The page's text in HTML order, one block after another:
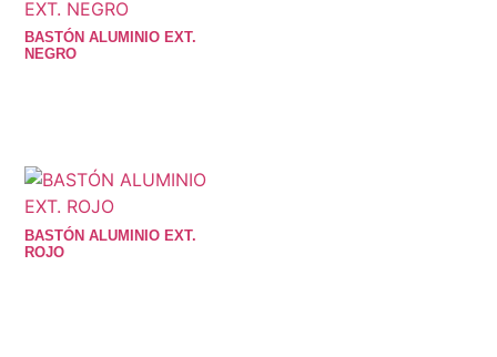
BASTÓN ALUMINIO EXT.
NEGRO
BASTÓN ALUMINIO EXT.
ROJO